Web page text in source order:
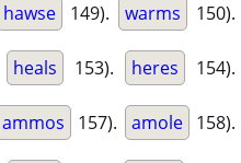
hawse 149). warms 150).
heals 153). heres 154).
ammos 157). amole 158).